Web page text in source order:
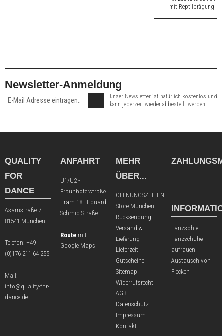
mit Reptilprägung
Newsletter-Anmeldung
Unser Newsletter ist natürlich kostenlos und
kann jederzeit wieder abbestellt werden.
QUALITY
FOR
DANCE
Asamstraße 7
81541 München
Telefon: +49
(0)176 211 64 255
Mail:
info@quality-for-
dance.de
ANFAHRT
U1/U2 -
Fraunhoferstraße
Tram 18 - Eduard
Schmid-Straße
Route mit
Google Maps
MEHR
ÜBER...
ÖFFNUNGSZEITEN
Store München
Rücksendung
Versand &
Lieferung
Lieferzeit
Gutscheine
Sitemap
Widerrufsrecht
AGB
Datenschutz
Impressum
Kontakt
Tanzsohle
Tanzschuhe
aufrauen
Austausch von
Flecken